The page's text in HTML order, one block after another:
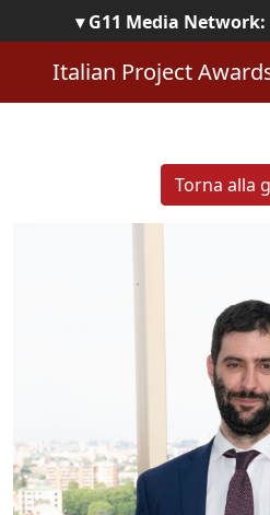
▾ G11 Media Network:
ImpresaCity |
Awards | Italian Project
Awards
Italian Project
Torna alla